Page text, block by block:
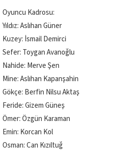
Oyuncu Kadrosu:
Yıldız: Aslıhan Güner
Kuzey: İsmail Demirci
Sefer: Toygan Avanoğlu
Nahide: Merve Şen
Mine: Aslıhan Kapanşahin
Gökçe: Berfin Nilsu Aktaş
Feride: Gizem Güneş
Ömer: Özgün Karaman
Emin: Korcan Kol
Osman: Can Kızıltuğ